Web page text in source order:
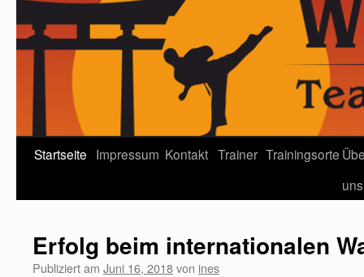
Startseite Impressum Kontakt Trainer Trainingsorte
uns
Erfolg beim internationalen
Publiziert am Juni 16, 2018von ines